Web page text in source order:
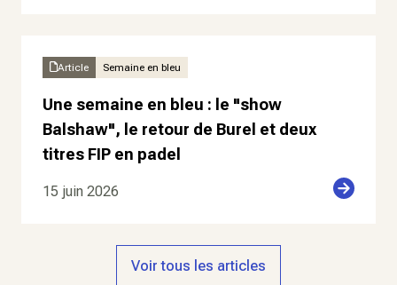
Article Semaine en bleu
Une semaine en bleu : le "show
Balshaw", le retour de Burel et deux
titres FIP en padel
15 juin 2026
Voir tous les articles